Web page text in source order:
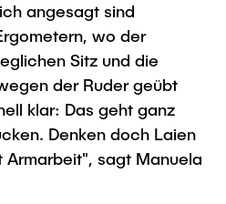
angesagt sind
wo der
Sitz und die
der Ruder geübt
klar: Das geht ganz
Denken doch Laien
Armarbeit", sagt Manuela